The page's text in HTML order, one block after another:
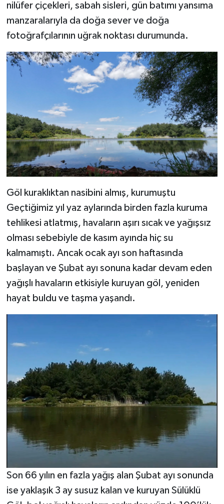
nilüfer çiçekleri, sabah sisleri, gün batımı yansıma
manzaralarıyla da doğa sever ve doğa
fotoğrafçılarının uğrak noktası durumunda.
Göl kuraklıktan nasibini almış, kurumuştu
Geçtiğimiz yıl yaz aylarında birden fazla kuruma
tehlikesi atlatmış, havaların aşırı sıcak ve yağışsız
olması sebebiyle de kasım ayında hiç su
kalmamıştı. Ancak ocak ayı son haftasında
başlayan ve Şubat ayı sonuna kadar devam eden
yağışlı havaların etkisiyle kuruyan göl, yeniden
hayat buldu ve taşma yaşandı.
Son 66 yılın en fazla yağış alan Şubat ayı sonunda
ise yaklaşık 3 ay susuz kalan ve kuruyan Sülüklü